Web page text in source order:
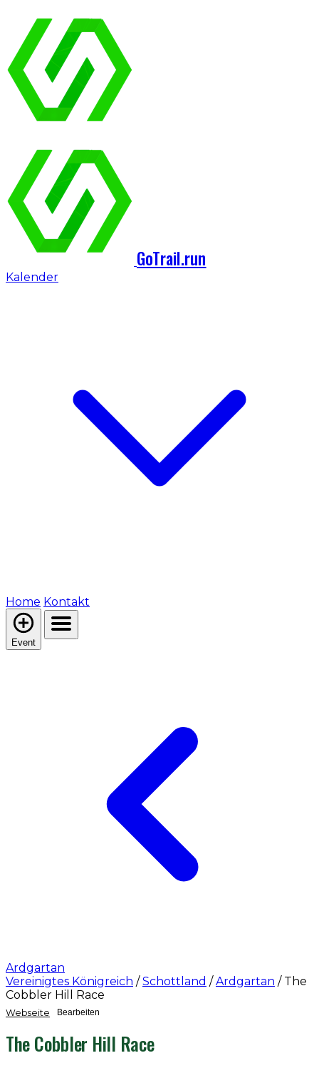
GoTrail.run
Kalender
Home Kontakt
Event
Ardgartan
Vereinigtes Königreich / Schottland / Ardgartan / The
Cobbler Hill Race
Webseite Bearbeiten
The Cobbler Hill Race